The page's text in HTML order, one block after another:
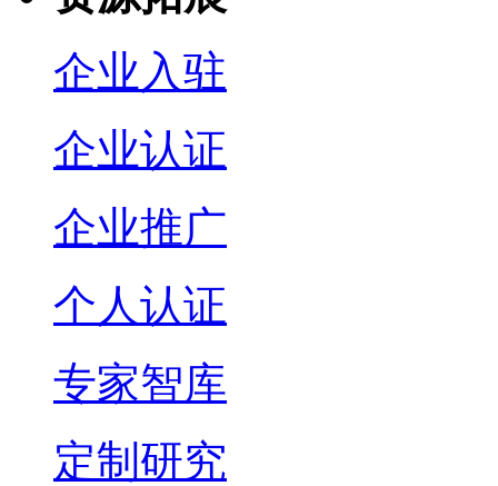
企业入驻
企业认证
企业推广
个人认证
专家智库
定制研究